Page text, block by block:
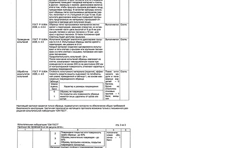
ПОЛИТИКА
ОПЕРАТОРА
В
отношении
обработки